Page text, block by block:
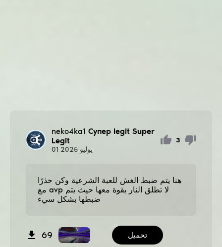
neko4ka1 Супер legit Super
Legit
01 يوليو
3
هنا يتم ضبط الغش للعبة الشرعية وكن حذرًا
مع avp لا تطلق النار بقوة معها حيث يتم
ضبطها بشكل سيء
69 تحميل